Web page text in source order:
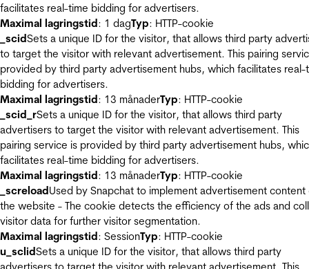
facilitates real-time bidding for advertisers.
Maximal lagringstid: 1 dagTyp: HTTP-cookie
_scidSets a unique ID for the visitor, that allows third party
to target the visitor with relevant advertisement. This pairing
provided by third party advertisement hubs, which facilitates real-
bidding for advertisers.
Maximal lagringstid: 13 månaderTyp: HTTP-cookie
_scid_rSets a unique ID for the visitor, that allows third party
advertisers to target the visitor with relevant advertisement. This
pairing service is provided by third party advertisement hubs,
facilitates real-time bidding for advertisers.
Maximal lagringstid: 13 månaderTyp: HTTP-cookie
_screloadUsed by Snapchat to implement advertisement content
the website - The cookie detects the efficiency of the ads and
visitor data for further visitor segmentation.
Maximal lagringstid: SessionTyp: HTTP-cookie
u_sclidSets a unique ID for the visitor, that allows third party